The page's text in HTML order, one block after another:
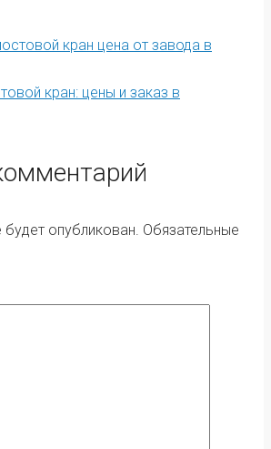
кран цена от завода в
кран: цены и заказ в
опубликован. Обязательные